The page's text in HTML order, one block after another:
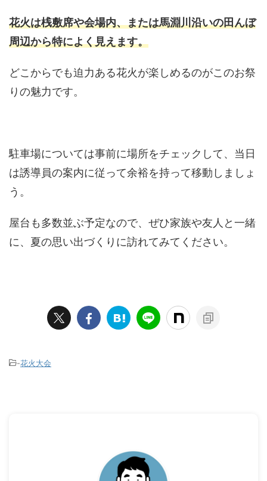
花火は桟敷席や会場内、または馬淵川沿いの田んぼ
周辺から特によく見えます。
どこからでも迫力ある花火が楽しめるのがこのお祭
りの魅力です。
駐車場については事前に場所をチェックして、当日
は誘導員の案内に従って余裕を持って移動しましょ
う。
屋台も多数並ぶ予定なので、ぜひ家族や友人と一緒
に、夏の思い出づくりに訪れてみてください。
-花火大会